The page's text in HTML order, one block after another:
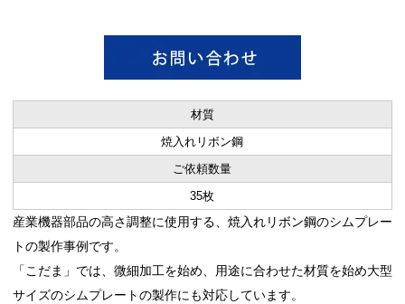
材質
焼入れリボン鋼
ご依頼数量
35枚
産業機器部品の高さ調整に使用する、焼入れリボン鋼のシムプレー
トの製作事例です。
「こだま」では、微細加工を始め、用途に合わせた材質を始め大型
サイズのシムプレートの製作にも対応しています。